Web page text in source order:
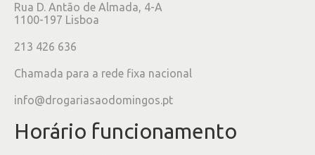
Rua D. Antão de Almada, 4-A
1100-197 Lisboa
213 426 636
Chamada para a rede fixa nacional
info@drogariasaodomingos.pt
Horário funcionamento